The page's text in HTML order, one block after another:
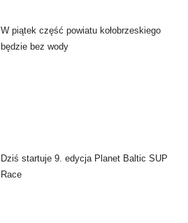
W piątek część powiatu kołobrzeskiego
będzie bez wody
Dziś startuje 9. edycja Planet Baltic SUP
Race